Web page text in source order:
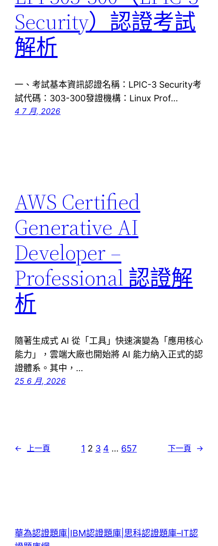
Security）認證考試
解析
一、考試基本資訊認證名稱：LPIC-3 Security考
試代碼：303-300發證機構：Linux Prof…
4 7 月, 2026
AWS Certified
Generative AI
Developer –
Professional 認證解
析
隨著生成式 AI 從「工具」快速演變為「應用核心
能力」，雲端大廠也開始將 AI 能力納入正式的認
證體系。其中，…
25 6 月, 2026
← 上一頁 1 2 3 4 … 657 下一頁 →
華為認證題庫|IBM認證題庫|思科認證題庫–IT認